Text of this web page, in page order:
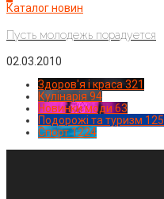
Каталог новин
Пусть молодежь порадуется
02.03.2010
Здоров'я і краса 321
Кулінарія 94
Новинки моди 63
Подорожі та туризм 125
Спорт1224